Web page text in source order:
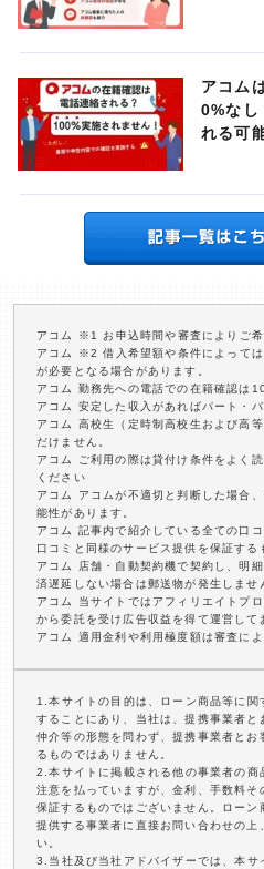
アコム
0%なし
れる可
アコム ※1 お申込時間や審査によりご希
アコム ※2 借入希望額や条件によって
が必要となる場合があります。
アコム 勤務先への電話での在籍確認は
アコム 安定した収入があればパート・
アコム 高校生（定時制高校生および高
だけません。
アコム ご利用の際は貸付け条件をよく
ください
アコム アコムが不適切と判断した場合
能性があります。
アコム 記事内で紹介している全ての口
口コミと同様のサービス提供を保証する
アコム 店舗・自動契約機で契約し、明
済遅延しない場合は郵送物が発生しませ
アコム 当サイトではアフィリエイトプ
から委託を受け広告収益を得て運営して
アコム 適用金利や利用極度額は審査に
1.本サイトの目的は、ローン商品等に関
することにあり、当社は、提携事業者と
仲介等の形態を問わず、提携事業者と
るものではありません。
2.本サイトに掲載される他の事業者の商
注意を払っていますが、金利、手数料
保証するものではございません。ロー
提供する事業者に直接お問い合わせの上
い。
3.当社及び当社アドバイザーでは、本サ